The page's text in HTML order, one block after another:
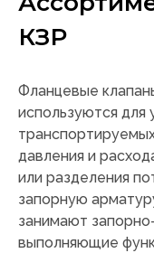
КЗР
Фланцевые
используются для
давления и
или разделения
запорную
занимают
выполняющие